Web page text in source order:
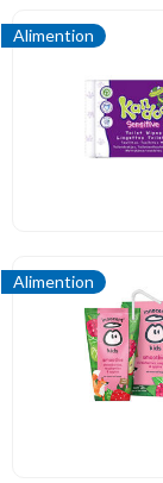
Alimention
Alimention